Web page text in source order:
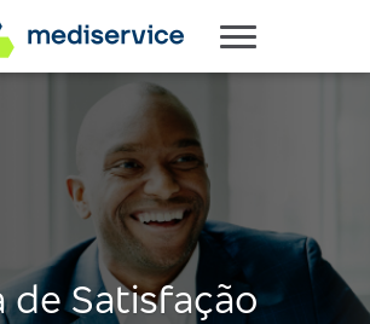
de Satisfação